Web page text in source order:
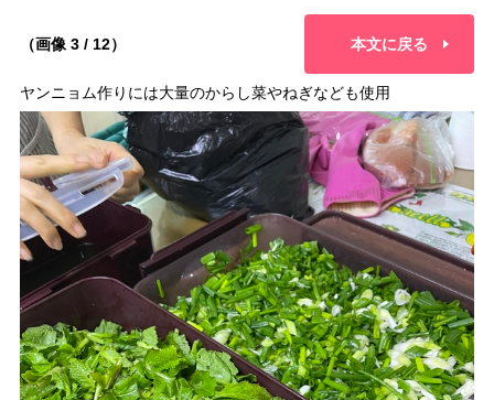
（画像 3 / 12） 本文に戻る
ヤンニョム作りには大量のからし菜やねぎなども使用